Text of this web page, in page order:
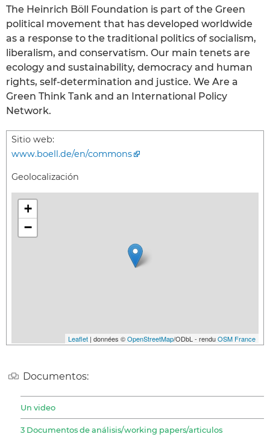
The Heinrich Böll Foundation is part of the Green
political movement that has developed worldwide
as a response to the traditional politics of socialism,
liberalism, and conservatism. Our main tenets are
ecology and sustainability, democracy and human
rights, self-determination and justice. We Are a
Green Think Tank and an International Policy
Network.
Sitio web:
www.boell.de/en/commons
Geolocalización
+
−
Leaflet | données ©OpenStreetMap/ODbL - renduOSM France
Documentos:
Un video
3 Documentos de análisis/working papers/articulos